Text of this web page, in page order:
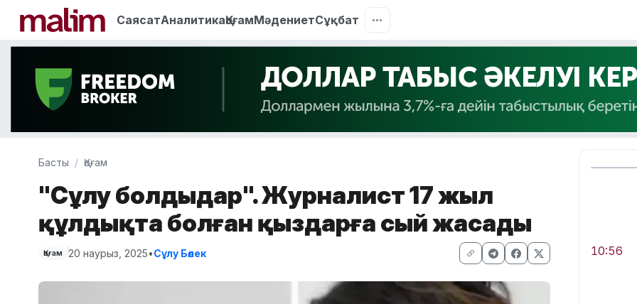
СаясатАналитикаҚоғамМәдениетСұқбат
Басты Қоғам
"Сұлу болдыңдар". Журналист 17 жыл
құлдықта болған қыздарға сый жасады
Қоғам 20 наурыз, 2025•Сұлу Бөлек 10:56